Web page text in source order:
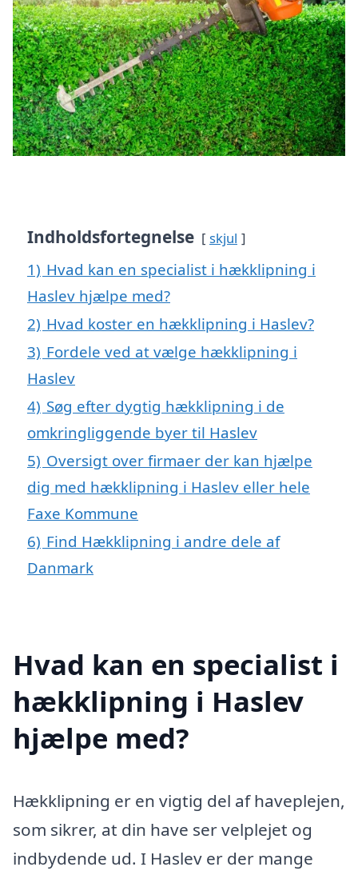
Indholdsfortegnelse skjul
1) Hvad kan en specialist i hækklipning i
Haslev hjælpe med?
2) Hvad koster en hækklipning i Haslev?
3) Fordele ved at vælge hækklipning i
Haslev
4) Søg efter dygtig hækklipning i de
omkringliggende byer til Haslev
5) Oversigt over firmaer der kan hjælpe
dig med hækklipning i Haslev eller hele
Faxe Kommune
6) Find Hækklipning i andre dele af
Danmark
Hvad kan en specialist i
hækklipning i Haslev
hjælpe med?
Hækklipning er en vigtig del af haveplejen,
som sikrer, at din have ser velplejet og
indbydende ud. I Haslev er der mange